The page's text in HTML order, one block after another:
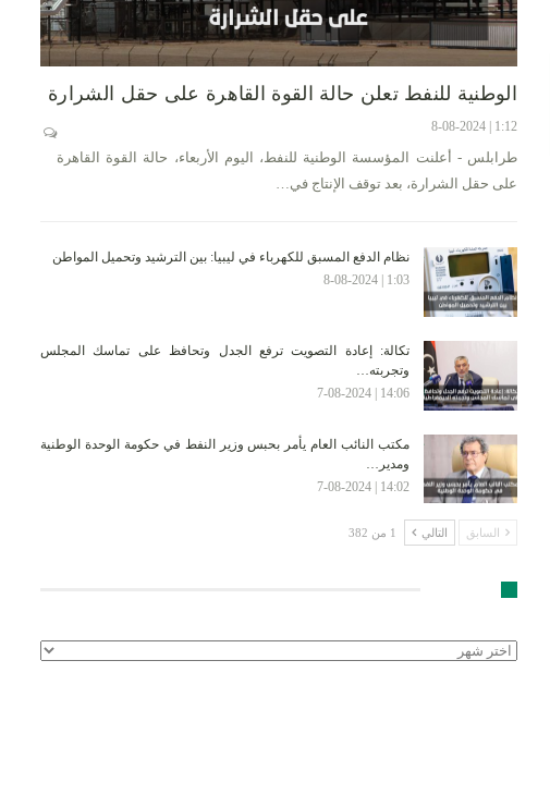
الوطنية للنفط تعلن حالة القوة القاهرة على حقل الشرارة
1:12 | 8-08-2024
طرابلس - أعلنت المؤسسة الوطنية للنفط، اليوم الأربعاء، حالة القوة القاهرة
على حقل الشرارة، بعد توقف الإنتاج في…
نظام الدفع المسبق للكهرباء في ليبيا: بين الترشيد وتحميل المواطن
1:03 | 8-08-2024
تكالة: إعادة التصويت ترفع الجدل وتحافظ على تماسك المجلس
وتجربته…
14:06 | 7-08-2024
مكتب النائب العام يأمر بحبس وزير النفط في حكومة الوحدة الوطنية
ومدير…
14:02 | 7-08-2024
السابق التالي 1 من 382
الأرشيف